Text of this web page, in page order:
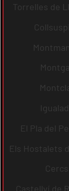
Torrelles de
El Pla del
Els Hostalets
Cercs
Castellví de